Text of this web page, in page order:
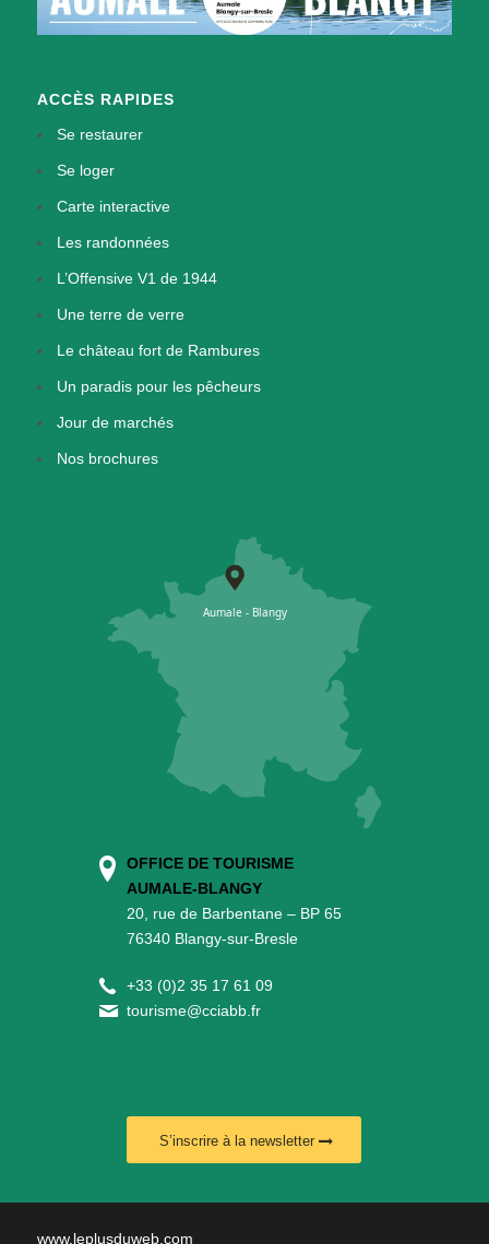
ACCÈS RAPIDES
Se restaurer
Se loger
Carte interactive
Les randonnées
L’Offensive V1 de 1944
Une terre de verre
Le château fort de Rambures
Un paradis pour les pêcheurs
Jour de marchés
Nos brochures
OFFICE DE TOURISME
AUMALE-BLANGY
20, rue de Barbentane – BP 65
76340 Blangy-sur-Bresle
+33 (0)2 35 17 61 09
tourisme@cciabb.fr
S’inscrire à la newsletter
www.leplusduweb.com